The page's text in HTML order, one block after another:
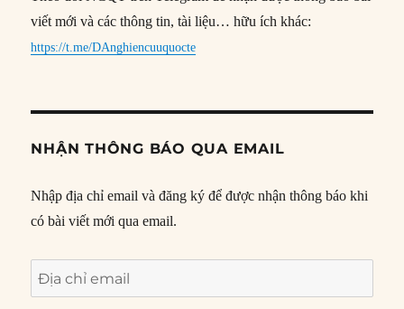
viết mới và các thông tin, tài liệu… hữu ích khác:
https://t.me/DAnghiencuuquocte
NHẬN THÔNG BÁO QUA EMAIL
Nhập địa chỉ email và đăng ký để được nhận thông báo khi
có bài viết mới qua email.
Địa
chỉ